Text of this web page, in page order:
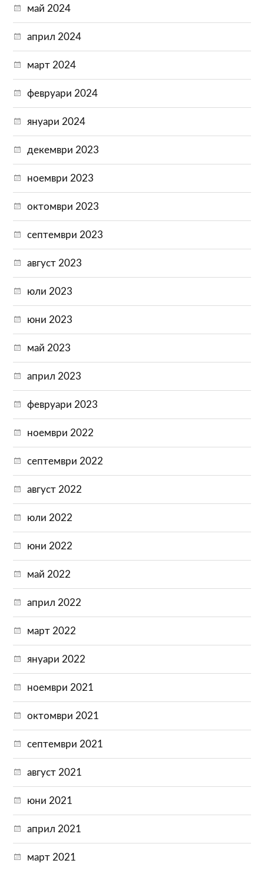
май 2024
април 2024
март 2024
февруари 2024
януари 2024
декември 2023
ноември 2023
октомври 2023
септември 2023
август 2023
юли 2023
юни 2023
май 2023
април 2023
февруари 2023
ноември 2022
септември 2022
август 2022
юли 2022
юни 2022
май 2022
април 2022
март 2022
януари 2022
ноември 2021
октомври 2021
септември 2021
август 2021
юни 2021
април 2021
март 2021